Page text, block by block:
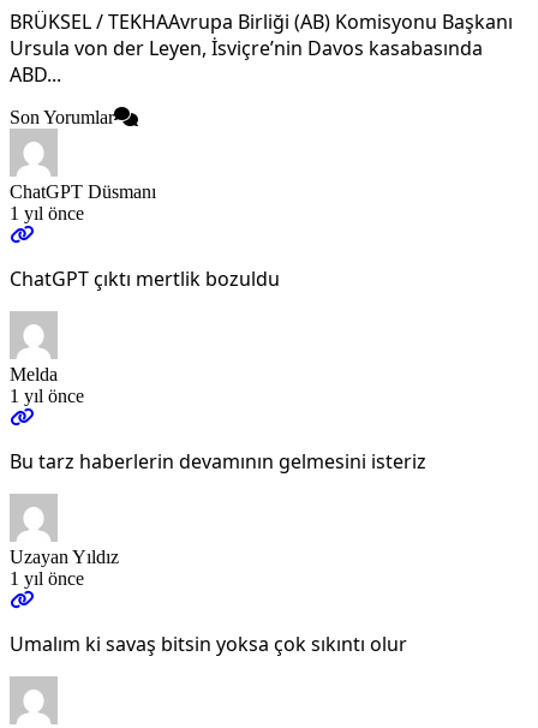
BRÜKSEL / TEKHAAvrupa Birliği (AB) Komisyonu Başkanı
Ursula von der Leyen, İsviçre’nin Davos kasabasında
ABD...
Son Yorumlar
ChatGPT Düsmanı
1 yıl önce
ChatGPT çıktı mertlik bozuldu
Melda
1 yıl önce
Bu tarz haberlerin devamının gelmesini isteriz
Uzayan Yıldız
1 yıl önce
Umalım ki savaş bitsin yoksa çok sıkıntı olur